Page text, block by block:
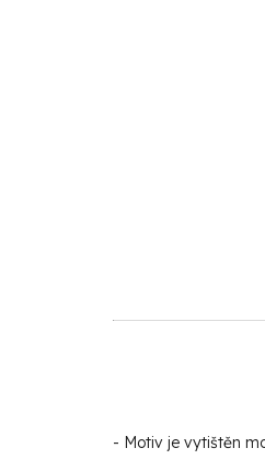
- Motiv je vytištěn